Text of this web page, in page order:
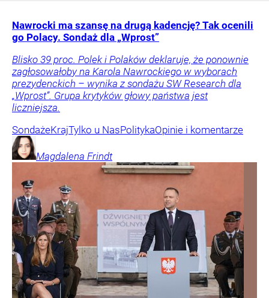
Nawrocki ma szansę na drugą kadencję? Tak ocenili
go Polacy. Sondaż dla „Wprost”
Blisko 39 proc. Polek i Polaków deklaruje, że ponownie
zagłosowałoby na Karola Nawrockiego w wyborach
prezydenckich – wynika z sondażu SW Research dla
„Wprost”. Grupa krytyków głowy państwa jest
liczniejsza.
SondażeKrajTylko u NasPolitykaOpinie i komentarze
Magdalena Frindt